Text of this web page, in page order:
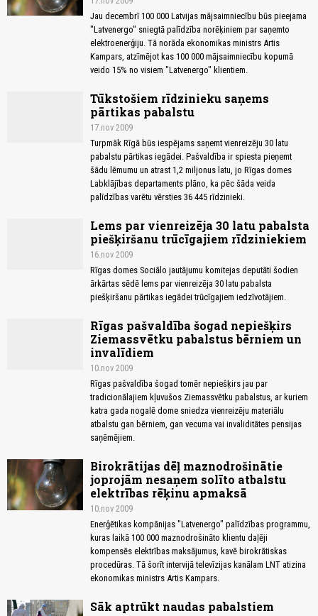
Jau decembrī 100 000 Latvijas mājsaimniecību būs pieejama
"Latvenergo" sniegtā palīdzība norēķiniem par saņemto
elektroenerģiju. Tā norāda ekonomikas ministrs Artis
Kampars, atzīmējot kas 100 000 mājsaimniecību kopumā
veido 15% no visiem "Latvenergo" klientiem.
Tūkstošiem rīdzinieku saņems
pārtikas pabalstu
17.nov 2009
Turpmāk Rīgā būs iespējams saņemt vienreizēju 30 latu
pabalstu pārtikas iegādei. Pašvaldība ir spiesta pieņemt
šādu lēmumu un atrast 1,2 miljonus latu, jo Rīgas domes
Labklājības departaments plāno, ka pēc šāda veida
palīdzības varētu vērsties 36 445 rīdzinieki.
Lems par vienreizēja 30 latu pabalsta
piešķiršanu trūcīgajiem rīdziniekiem
16.nov 2009
Rīgas domes Sociālo jautājumu komitejas deputāti šodien
ārkārtas sēdē lems par vienreizēja 30 latu pabalsta
piešķiršanu pārtikas iegādei trūcīgajiem iedzīvotājiem.
Rīgas pašvaldība šogad nepiešķirs
Ziemassvētku pabalstus bērniem un
invalīdiem
10.nov 2009
Rīgas pašvaldība šogad tomēr nepiešķirs jau par
tradicionālajiem kļuvušos Ziemassvētku pabalstus, ar kuriem
katra gada nogalē dome sniedza vienreizēju materiālu
atbalstu gan bērniem, gan vecuma vai invaliditātes pensijas
saņēmējiem.
Birokrātijas dēļ maznodrošinātie
joprojām nesaņem solīto atbalstu
elektrības rēķinu apmaksā
10.nov 2009
Enerģētikas kompānijas "Latvenergo" palīdzības programmu,
kuras laikā 100 000 maznodrošināto klientu daļēji
kompensēs elektrības maksājumus, kavē birokrātiskas
procedūras. Tā šorīt intervijā televīzijas kanālam LNT atizina
ekonomikas ministrs Artis Kampars.
Sāk aptrūkt naudas pabalstiem